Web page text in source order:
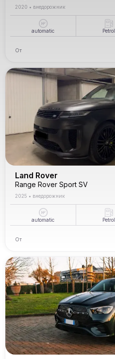
2020 • внедорожник
automatic Petrol
От
Land Rover
Range Rover Sport SV
2025 • внедорожник
automatic Petrol
От